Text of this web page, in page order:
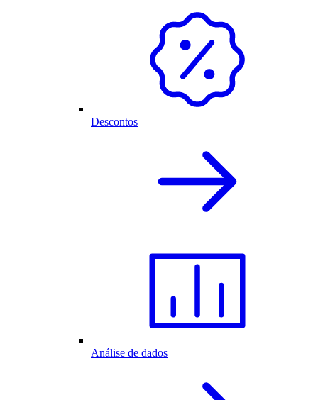
Descontos
Análise de dados